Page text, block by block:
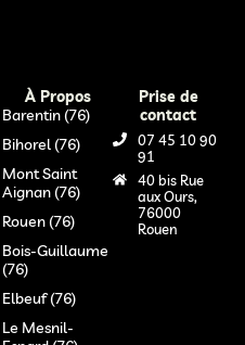
À Propos
Barentin (76)
Bihorel (76)
Mont Saint
Aignan (76)
Rouen (76)
Bois-Guillaume
(76)
Elbeuf (76)
Le Mesnil-
Prise de
contact
07 45 10 90
91
40 bis Rue
aux Ours,
76000
Rouen